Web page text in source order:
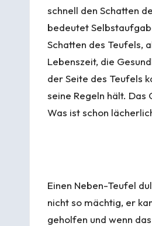
schnell den Schatten
bedeutet
Schatten des Teufels,
Lebenszeit, die
der Seite des Teufels
seine Regeln hält.
Was ist schon
Einen Neben-Teufel
nicht so mächtig, er
geholfen und wenn